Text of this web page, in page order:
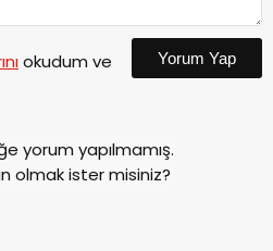
okudum ve
Yorum Yap
yorum yapılmamış.
olmak ister misiniz?